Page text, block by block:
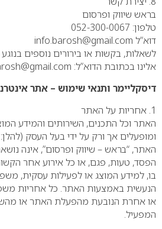
בראש שיווק ופרסום
טלפון: 052-300-0067
דוא”ל info.barosh@gmail.com
לשאלות, בקשות או בירורים נוספים בנוגע
אלינו בכתובת הדוא”ל: info.barosh@gmail.com.
דיסקליימר ותנאי שימוש – אתר
1. אחריות על האתר
האתר וכל התכנים, השירותים והמידע
ומופעלים אך ורק על ידי בעל העסק
האתר, “בראש – שיווק ופרסום”, אינה
הפסד, טעות, פגם, או כל אירוע אחר
בו, למידע המוצג או לפעילות עסקית,
הנעשית באמצעות האתר. כל אחריות
או אחרת הנובעת מהפעלת האתר או
המפעיל.